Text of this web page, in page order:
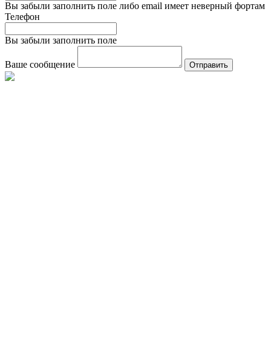
Вы забыли заполнить поле либо email имеет неверный фортам
Телефон
Вы забыли заполнить поле
Ваше сообщение Отправить